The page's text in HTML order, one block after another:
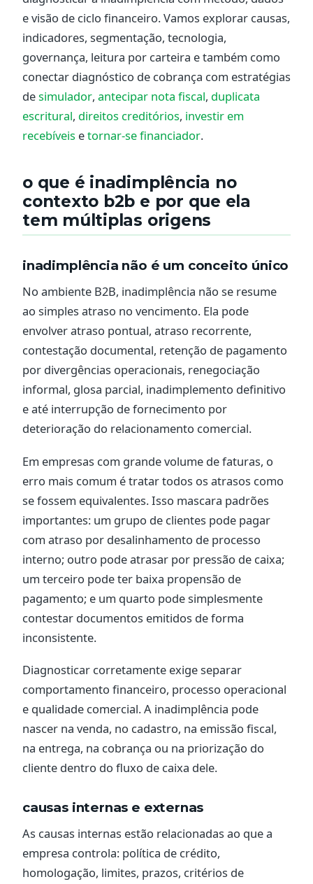
e visão de ciclo financeiro. Vamos explorar causas,
indicadores, segmentação, tecnologia,
governança, leitura por carteira e também como
conectar diagnóstico de cobrança com estratégias
desimulador, antecipar nota fiscal, duplicata
escritural, direitos creditórios, investir em
recebíveis etornar-se financiador.
o que é inadimplência no
contexto b2b e por que ela
tem múltiplas origens
inadimplência não é um conceito único
No ambiente B2B, inadimplência não se resume
ao simples atraso no vencimento. Ela pode
envolver atraso pontual, atraso recorrente,
contestação documental, retenção de pagamento
por divergências operacionais, renegociação
informal, glosa parcial, inadimplemento definitivo
e até interrupção de fornecimento por
deterioração do relacionamento comercial.
Em empresas com grande volume de faturas, o
erro mais comum é tratar todos os atrasos como
se fossem equivalentes. Isso mascara padrões
importantes: um grupo de clientes pode pagar
com atraso por desalinhamento de processo
interno; outro pode atrasar por pressão de caixa;
um terceiro pode ter baixa propensão de
pagamento; e um quarto pode simplesmente
contestar documentos emitidos de forma
inconsistente.
Diagnosticar corretamente exige separar
comportamento financeiro, processo operacional
e qualidade comercial. A inadimplência pode
nascer na venda, no cadastro, na emissão fiscal,
na entrega, na cobrança ou na priorização do
cliente dentro do fluxo de caixa dele.
causas internas e externas
As causas internas estão relacionadas ao que a
empresa controla: política de crédito,
homologação, limites, prazos, critérios de